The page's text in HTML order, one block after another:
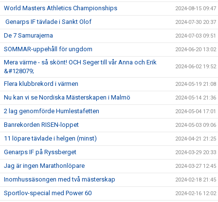
World Masters Athletics Championships 2024-08-15 09:47
Genarps IF tävlade i Sankt Olof 2024-07-30 20:37
De 7 Samurajerna 2024-07-03 09:51
SOMMAR-uppehåll för ungdom 2024-06-20 13:02
Mera värme - så skönt! OCH Seger till vår Anna och Erik
&#128079;
2024-06-02 19:52
Flera klubbrekord i värmen 2024-05-19 21:08
Nu kan vi se Nordiska Mästerskapen i Malmö 2024-05-14 21:36
2 lag genomförde Humlestafetten 2024-05-04 17:01
Banrekorden RISEN-loppet 2024-05-03 09:06
11 löpare tävlade i helgen (minst) 2024-04-21 21:25
Genarps IF på Ryssberget 2024-03-29 20:33
Jag är ingen Marathonlöpare 2024-03-27 12:45
Inomhussäsongen med två mästerskap 2024-02-18 21:45
Sportlov-special med Power 60 2024-02-16 12:02